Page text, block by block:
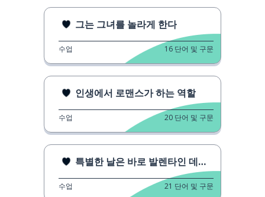
그는 그녀를 놀라게 한다
수업 16 단어 및 구문
인생에서 로맨스가 하는 역할
수업 20 단어 및 구문
특별한 날은 바로 발렌타인 데이입니다
수업 21 단어 및 구문